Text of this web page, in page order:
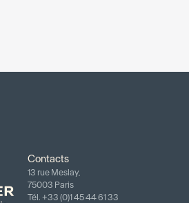
Contacts
13 rue Meslay,
75003 Paris
Tél. +33 (0)1 45 44 61 33